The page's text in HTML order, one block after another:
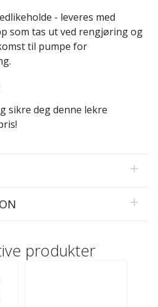
- leveres med
som tas ut ved rengjøring og
til pumpe for
sikre deg denne lekre
produkter